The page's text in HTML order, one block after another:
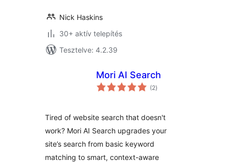
Nick Haskins
30+ aktív telepítés
Tesztelve: 4.2.39
Mori AI Search
(2értékelés
összesen
)
Tired of website search that doesn't
work? Mori AI Search upgrades your
site’s search from basic keyword
matching to smart, context-aware